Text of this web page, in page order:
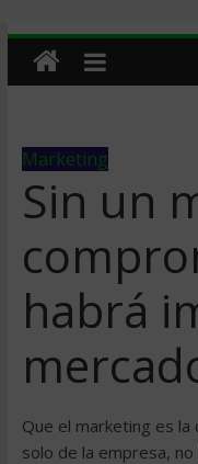
Marketing
Sin un
habrá
Que el marketing es la
solo de la empresa,